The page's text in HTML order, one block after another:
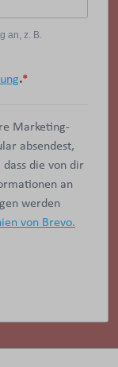
an, z. B.
.
Marketing-
absendest,
die von dir
an
werden
von Brevo.